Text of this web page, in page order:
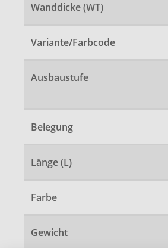
Wanddicke (WT)
Variante/Farbcode
Ausbaustufe
Belegung
Länge (L)
Farbe
Gewicht